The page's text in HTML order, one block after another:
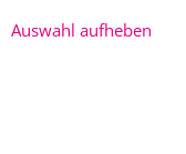
Auswahl aufheben